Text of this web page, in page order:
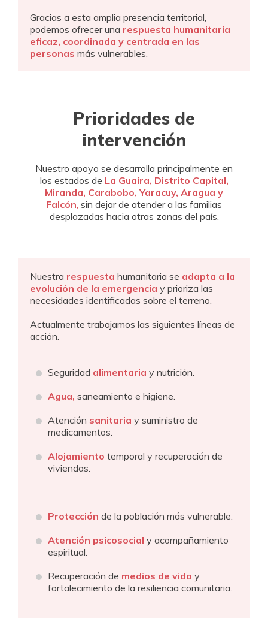
Gracias a esta amplia presencia territorial,
podemos ofrecer una respuesta humanitaria
eficaz, coordinada y centrada en las
personas más vulnerables.
Prioridades de
intervención
Nuestro apoyo se desarrolla principalmente en
los estados de La Guaira, Distrito Capital,
Miranda, Carabobo, Yaracuy, Aragua y
Falcón sin dejar de atender a las familias
desplazadas hacia otras zonas del país.
Nuestra respuesta humanitaria se adapta a la
evolución de la emergencia y prioriza las
necesidades identificadas sobre el terreno.
Actualmente trabajamos las siguientes líneas de
acción.
Seguridad alimentaria y nutrición.
Agua, saneamiento e higiene.
Atención sanitaria y suministro de
medicamentos.
Alojamiento temporal y recuperación de
viviendas.
Protección de la población más vulnerable.
Atención psicosocial y acompañamiento
espiritual.
Recuperación de medios de vida y
fortalecimiento de la resiliencia comunitaria.